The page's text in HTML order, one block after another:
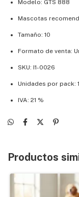
Modelo: GTS 888
Mascotas
Tamaño: 10
Formato de venta:
SKU: I1-0026
Unidades por pack: 1
IVA: 21 %
Productos